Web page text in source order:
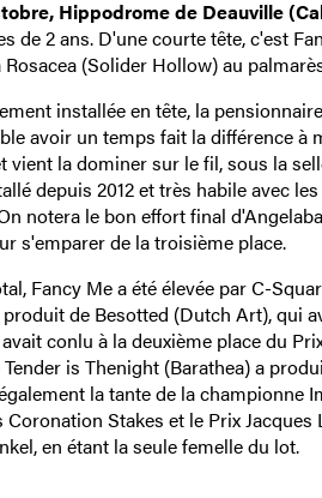
Hippodrome de Deauville
de 2 ans. D'une courte tête, c'est
(Solider Hollow) au
installée en tête, la
avoir un temps fait la différence à
vient la dominer sur le fil, sous la
depuis 2012 et très habile avec
notera le bon effort final
s'emparer de la troisième place.
Fancy Me a été élevée par C-
de Besotted (Dutch Art), qui
conlu à la deuxième place du
is Thenight (Barathea) a
la tante de la championne
Stakes et le Prix
en étant la seule femelle du lot.